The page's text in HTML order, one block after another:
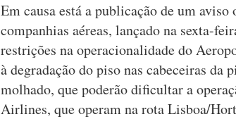
Em causa está a publicação de um
companhias aéreas, lançado na sexta-
restrições na operacionalidade do
à degradação do piso nas cabeceiras da
molhado, que poderão dificultar a
Airlines, que operam na rota Lisboa/